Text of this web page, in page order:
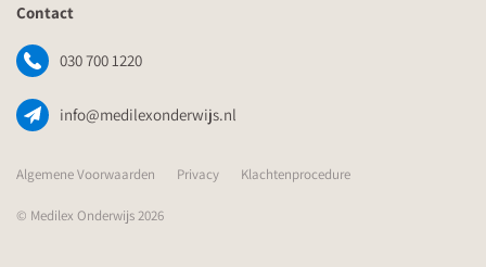
Contact
030 700 1220
info@medilexonderwijs.nl
Algemene Voorwaarden Privacy Klachtenprocedure
© Medilex Onderwijs 2026